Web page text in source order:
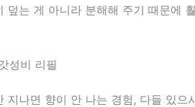
덮는 게 아니라 분해해 주기 때문에
성비 리필
지나면 향이 안 나는 경험, 다들 있으